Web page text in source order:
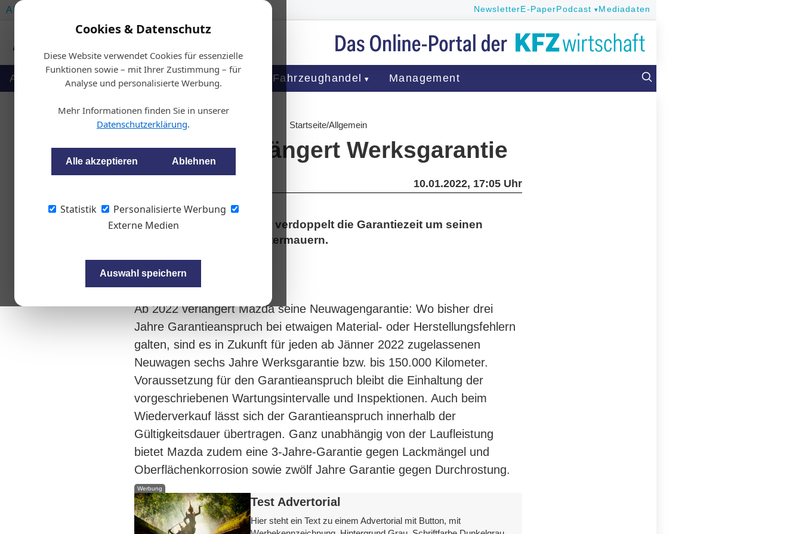
Cookies & Datenschutz
Diese Website verwendet Cookies für essenzielle
Funktionen sowie – mit Ihrer Zustimmung – für
Analyse und personalisierte Werbung.
Mehr Informationen finden Sie in unserer
Datenschutzerklärung.
Alle akzeptieren Ablehnen
Statistik
Personalisierte Werbung
Externe Medien
Auswahl speichern
AUTOMOTIVE SERVICES NewsletterE-PaperPodcast Mediadaten
Auto & Politik Ausbildung Werkstatt Fahrzeughandel Management
Startseite/Allgemein
Mazda verlängert Werksgarantie
10.01.2022, 17:05 Uhr
Der japanische Hersteller verdoppelt die Garantiezeit um seinen
Qualitätsanspruch zu untermauern.
Ab 2022 verlängert Mazda seine Neuwagengarantie: Wo bisher drei
Jahre Garantieanspruch bei etwaigen Material- oder Herstellungsfehlern
galten, sind es in Zukunft für jeden ab Jänner 2022 zugelassenen
Neuwagen sechs Jahre Werksgarantie bzw. bis 150.000 Kilometer.
Voraussetzung für den Garantieanspruch bleibt die Einhaltung der
vorgeschriebenen Wartungsintervalle und Inspektionen. Auch beim
Wiederverkauf lässt sich der Garantieanspruch innerhalb der
Gültigkeitsdauer übertragen. Ganz unabhängig von der Laufleistung
bietet Mazda zudem eine 3-Jahre-Garantie gegen Lackmängel und
Oberflächenkorrosion sowie zwölf Jahre Garantie gegen Durchrostung.
Werbung
Test Advertorial
Hier steht ein Text zu einem Advertorial mit Button, mit